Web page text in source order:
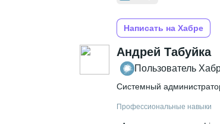
Написать на Хабре
Андрей Табуйка
Пользователь
Системный
Профессиональные навыки